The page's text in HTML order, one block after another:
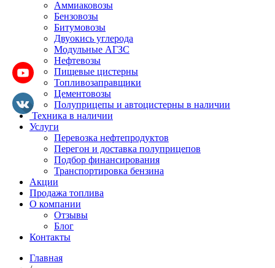
Аммиаковозы
Бензовозы
Битумовозы
Двуокись углерода
Модульные АГЗС
Нефтевозы
Пищевые цистерны
Топливозаправщики
Цементовозы
Полуприцепы и автоцистерны в наличии
Техника в наличии
Услуги
Перевозка нефтепродуктов
Перегон и доставка полуприцепов
Подбор финансирования
Транспортировка бензина
Акции
Продажа топлива
О компании
Отзывы
Блог
Контакты
Главная